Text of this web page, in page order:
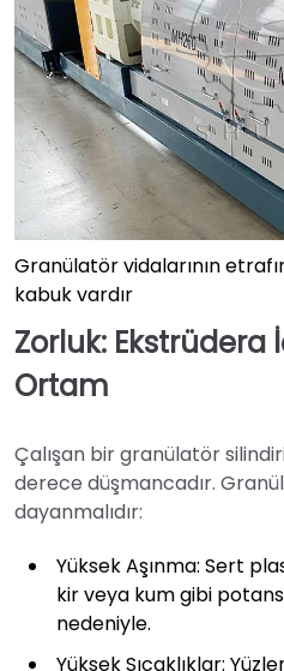
Granülatör vidalarının
kabuk vardır
Zorluk: Ekstrüdera
Ortam
Çalışan bir granülatör
derece düşmancadır.
dayanmalıdır:
Yüksek Aşınma: Sert
kir veya kum gibi
nedeniyle.
Yüksek Sıcaklıklar: